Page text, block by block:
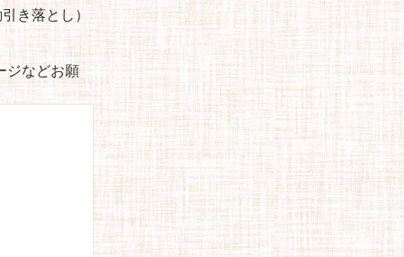
き落とし）
ジなどお願